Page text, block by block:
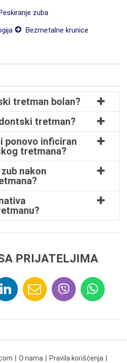
zuba
Bezmetalne krunice
tretman bolan?
tretman?
ponovo inficiran
tretmana?
nakon
PRIJATELJIMA
O nama Pravila korišćenja